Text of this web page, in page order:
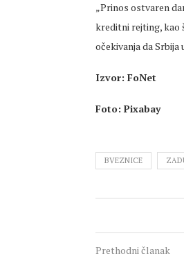
„Prinos ostvaren
kreditni rejting, kao
očekivanja da
Izvor: FoNet
Foto: Pixabay
BVEZNICE
Prethodni članak